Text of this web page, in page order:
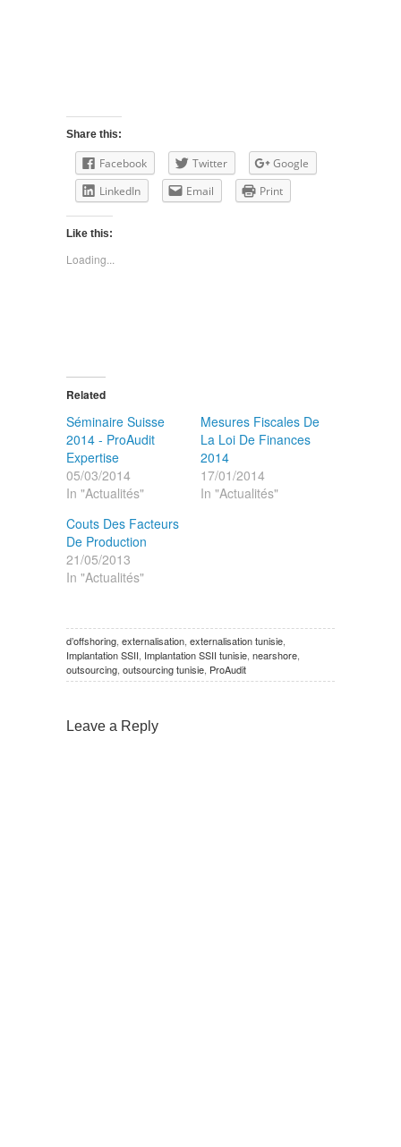
Share this:
Facebook Twitter
Google
LinkedIn
Email Print
Like this:
Loading...
Related
Séminaire Suisse
2014 - ProAudit
Expertise
05/03/2014
In "Actualités"
Mesures Fiscales De
La Loi De Finances
2014
17/01/2014
In "Actualités"
Couts Des Facteurs
De Production
21/05/2013
In "Actualités"
d’offshoring externalisation externalisation tunisie
Implantation SSII Implantation SSII tunisie nearshore
outsourcing outsourcing tunisie ProAudit
Leave a Reply